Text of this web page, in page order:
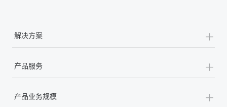
解决方案 +
产品服务 +
产品业务规模 +